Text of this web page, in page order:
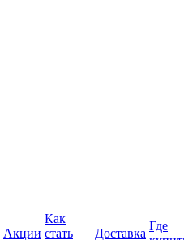
Акции
Как
стать
Доставка
Где